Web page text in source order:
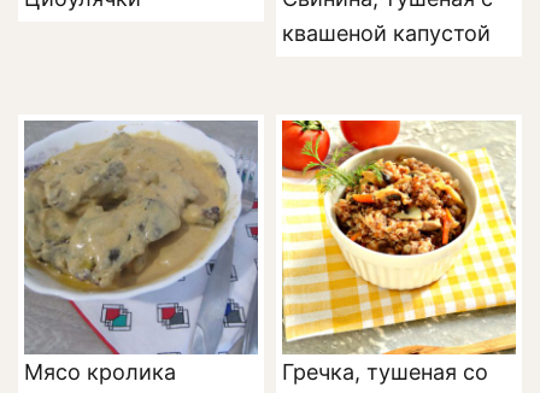
квашеной капустой
Мясо кролика
Гречка, тушеная со